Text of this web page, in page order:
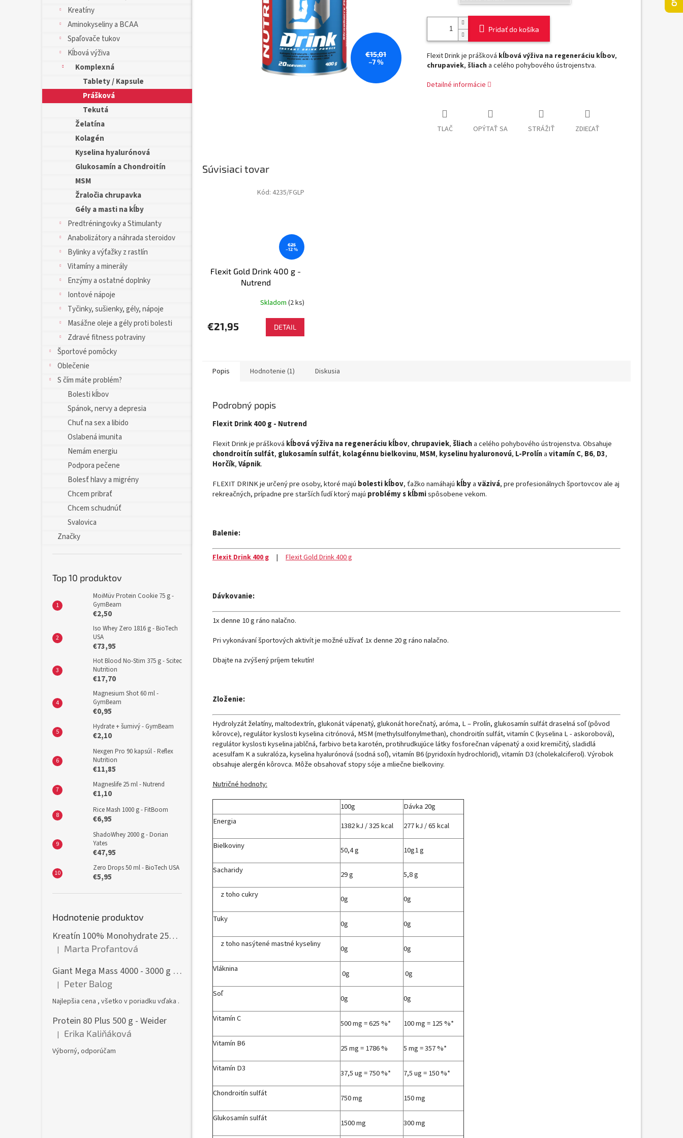
Kreatíny
Aminokyseliny a BCAA
Spaľovače tukov
Kĺbová výživa
Komplexná
Tablety / Kapsule
Prášková
Tekutá
Želatína
Kolagén
Kyselina hyalurónová
Glukosamín a Chondroitín
MSM
Žraločia chrupavka
Gély a masti na kĺby
Predtréningovky a Stimulanty
Anabolizátory a náhrada steroidov
Bylinky a výťažky z rastlín
Vitamíny a minerály
Enzýmy a ostatné doplnky
Iontové nápoje
Tyčinky, sušienky, gély, nápoje
Masážne oleje a gély proti bolesti
Zdravé fitness potraviny
Športové pomôcky
Oblečenie
S čím máte problém?
Bolesti kĺbov
Spánok, nervy a depresia
Chuť na sex a libido
Oslabená imunita
Nemám energiu
Podpora pečene
Bolesť hlavy a migrény
Chcem pribrať
Chcem schudnúť
Svalovica
Značky
Top 10 produktov
MoiMüv Protein Cookie 75 g -
GymBeam
€2,50
Iso Whey Zero 1816 g - BioTech
USA
€73,95
Hot Blood No-Stim 375 g - Scitec
Nutrition
€17,70
Magnesium Shot 60 ml -
GymBeam
€0,95
Hydrate + šumivý - GymBeam
€2,10
Nexgen Pro 90 kapsúl - Reflex
Nutrition
€11,85
Magneslife 25 ml - Nutrend
€1,10
Rice Mash 1000 g - FitBoom
€6,95
ShadoWhey 2000 g - Dorian
Yates
€47,95
Zero Drops 50 ml - BioTech USA
€5,95
Hodnotenie produktov
Kreatín 100% Monohydrate 250 g - GymBeam
Hodnotenie produktu je 5 z 5 hviezdičiek.
| Marta Profantová
Giant Mega Mass 4000 - 3000 g - Weider
Hodnotenie produktu je 5 z 5 hviezdičiek.
| Peter Balog
Najlepšia cena , všetko v poriadku vďaka .
Protein 80 Plus 500 g - Weider
Hodnotenie produktu je 5 z 5 hviezdičiek.
| Erika Kaliňáková
Výborný, odporúčam
€15,01
–7 %
Pridať do košíka
Flexit Drink je prášková kĺbová výživa na regeneráciu kĺbov,
chrupaviek, šliach a celého pohybového ústrojenstva.
Detailné informácie
TLAČ OPÝTAŤ SA STRÁŽIŤ ZDIEĽAŤ
Súvisiaci tovar
€25
–12 %
Flexit Gold Drink 400 g -
Nutrend
produktu
je
hviezdičiek.
Skladom (2 ks)
€21,95 DETAIL
Kód: 4235/FGLP
Popis Hodnotenie (1) Diskusia
Podrobný popis
Flexit Drink 400 g - Nutrend
Flexit Drink je prášková kĺbová výživa na regeneráciu kĺbov, chrupaviek,šliacha celého pohybového ústrojenstva. Obsahuje
chondroitín sulfát, glukosamín sulfát, kolagénnu bielkovinu, MSM, kyselinu hyaluronovú, L-Prolínavitamín C, B6, D3,
Horčík,Vápnik.
FLEXIT DRINK je určený pre osoby, ktoré majú bolesti kĺbov, ťažko namáhajú kĺbyaväzivá, pre profesionálnych športovcov ale aj
rekreačných, prípadne pre starších ľudí ktorý majú problémy s kĺbmispôsobene vekom.
Balenie:
Flexit Drink 400 g | Flexit Gold Drink 400 g
Dávkovanie:
1x denne 10 g ráno nalačno.
Pri vykonávaní športových aktivít je možné užívať 1x denne 20 g ráno nalačno.
Dbajte na zvýšený príjem tekutín!
Zloženie:
Hydrolyzát želatíny, maltodextrín, glukonát vápenatý, glukonát horečnatý, aróma, L – Prolín, glukosamín sulfát draselná soľ (pôvod
kôrovce), regulátor kyslosti kyselina citrónová, MSM (methylsulfonylmethan), chondroitín sulfát, vitamín C (kyselina L - askorobová),
regulátor kyslosti kyselina jablčná, farbivo beta karotén, protihrudkujúce látky fosforečnan vápenatý a oxid kremičitý, sladidlá
acesulfam K a sukralóza, kyselina hyalurónová (sodná soľ), vitamín B6 (pyridoxín hydrochlorid), vitamín D3 (cholekalciferol). Výrobok
obsahuje alergén kôrovca. Môže obsahovať stopy sóje a mliečne bielkoviny.
Nutričné hodnoty:
100g
Dávka 20g
Energia
1382 kJ / 325 kcal
277 kJ / 65 kcal
Bielkoviny
50,4 g
10g1 g
Sacharidy
29 g
5,8 g
z toho cukry
0g
0g
Tuky
0g
0g
z toho nasýtené mastné kyseliny
0g
0g
Vláknina
0g
0g
Soľ
0g
0g
Vitamín C
500 mg = 625 %*
100 mg = 125 %*
Vitamín B6
25 mg = 1786 %
5 mg = 357 %*
Vitamín D3
37,5 ug = 750 %*
7,5 ug = 150 %*
Chondroitín sulfát
750 mg
150 mg
Glukosamín sulfát
1500 mg
300 mg